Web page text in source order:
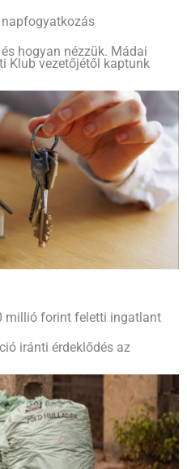
napfogyatkozás
hogyan nézzük. Mádai
Klub vezetőjétől kaptunk
millió forint feletti ingatlant
iránti érdeklődés az